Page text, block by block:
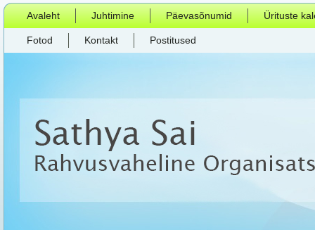
Avaleht Juhtimine Päevasõnumid Ürituste
Fotod Kontakt Postitused